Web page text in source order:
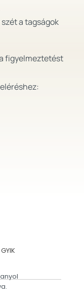
a tagságok
figyelmeztetést
GYIK